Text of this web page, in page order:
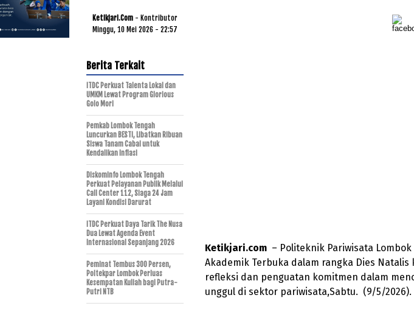
Ketikjari.com - Kontributor
Minggu, 10 Mei 2026 - 22:57
Ketikjari.com – Politeknik Pariwisata
Akademik Terbuka dalam rangka Dies Natalis
refleksi dan penguatan komitmen dalam
unggul di sektor pariwisata,Sabtu. (9/5/2026).
Berita Terkait
ITDC Perkuat Talenta Lokal dan
UMKM Lewat Program Glorious
Golo Mori
Pemkab Lombok Tengah
Luncurkan BESTI, Libatkan Ribuan
Siswa Tanam Cabai untuk
Kendalikan Inflasi
Diskominfo Lombok Tengah
Perkuat Pelayanan Publik Melalui
Call Center 112, Siaga 24 Jam
Layani Kondisi Darurat
ITDC Perkuat Daya Tarik The Nusa
Dua Lewat Agenda Event
Internasional Sepanjang 2026
Peminat Tembus 300 Persen,
Poltekpar Lombok Perluas
Kesempatan Kuliah bagi Putra-
Putri NTB